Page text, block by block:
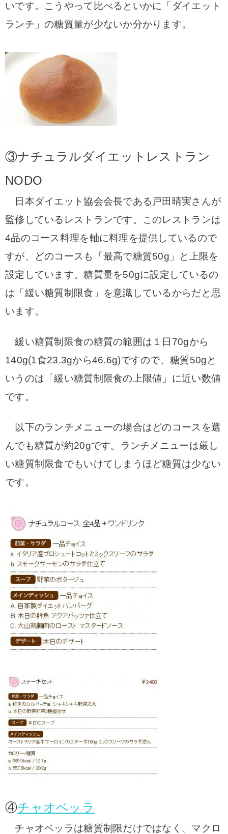
いです。こうやって比べるといかに「ダイエット
ランチ」の糖質量が少ないか分かります。
③ナチュラルダイエットレストラン
NODO
日本ダイエット協会会長である戸田晴実さんが
監修しているレストランです。 このレストランは
4品のコース料理を軸に料理を提供しているので
すが、どのコースも「最高で糖質50g」と上限を
設定しています。糖質量を50gに設定しているの
は「緩い糖質制限食」を意識しているからだと思
います。
緩い糖質制限食の糖質の範囲は１日70gから
140g(1食23.3gから46.6g)ですので、糖質50gと
いうのは「緩い糖質制限食の上限値」に近い数値
です。
以下のランチメニューの場合はどのコースを選
んでも糖質が約20gです。ランチメニューは厳し
い糖質制限食でもいけてしまうほど糖質は少ない
です。
④チャオベッラ
チャオベッラは糖質制限だけではなく、マクロ